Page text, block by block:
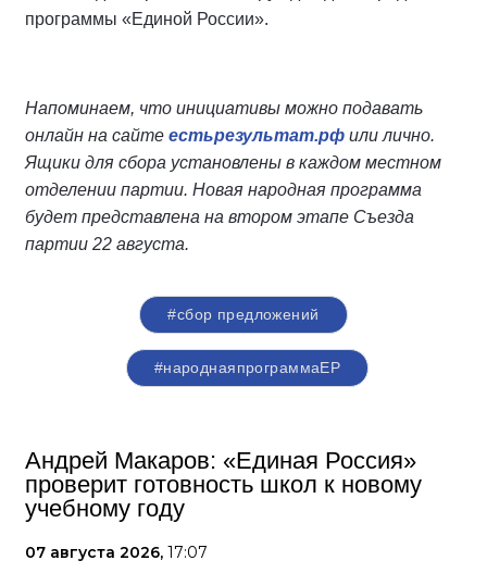
программы «Единой России».
Напоминаем, что инициативы можно подавать
онлайн на сайте естьрезультат.рф или лично.
Ящики для сбора установлены в каждом местном
отделении партии. Новая народная программа
будет представлена на втором этапе Съезда
партии 22 августа.
#сбор предложений
#народнаяпрограммаЕР
Андрей Макаров: «Единая Россия»
проверит готовность школ к новому
учебному году
07 августа 2026, 17:07